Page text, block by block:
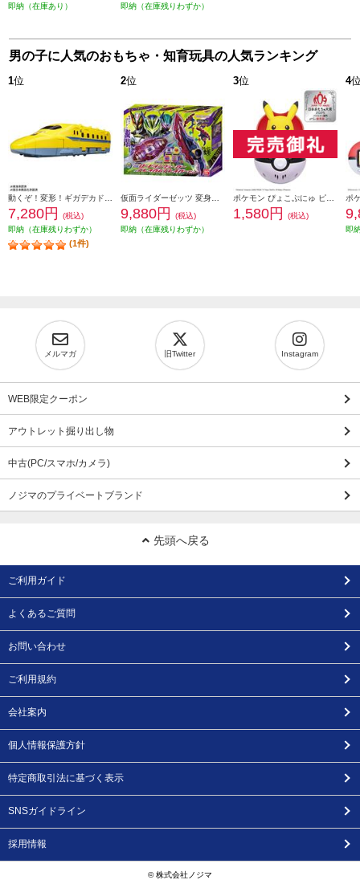
即納（在庫あり） 即納（在庫残りわずか）
男の子に人気のおもちゃ・知育玩具の人気ランキング
1位
7,280円
(税込)
即納（在庫残りわずか）
(1件)
2位
9,880円
(税込)
即納（在庫残りわずか）
3位
1,580円 (税込)
4
即
メルマガ 旧Twitter Instagram
WEB限定クーポン
アウトレット掘り出し物
中古(PC/スマホ/カメラ)
ノジマのプライベートブランド
先頭へ戻る
ご利用ガイド
よくあるご質問
お問い合わせ
ご利用規約
会社案内
個人情報保護方針
特定商取引法に基づく表示
SNSガイドライン
採用情報
© 株式会社ノジマ